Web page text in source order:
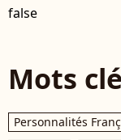
false
Mots
Personnalités